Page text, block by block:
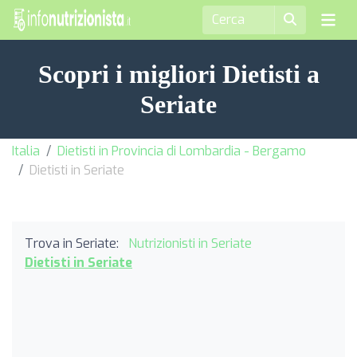
Scopri i migliori Dietisti a
Seriate
Italia
Dietisti in Provincia di Lombardia - Bergamo
Dietisti in Seriate
Trova in Seriate:
Nutrizionisti in Seriate
Dietisti in Seriate